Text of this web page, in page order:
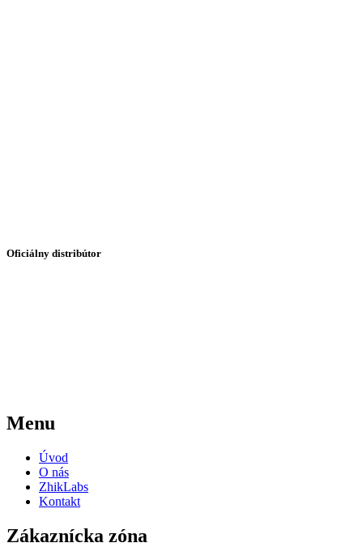
Oficiálny distribútor
Menu
Úvod
O nás
ZhikLabs
Kontakt
Zákaznícka zóna